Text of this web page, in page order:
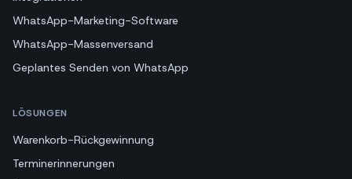
WhatsApp-Marketing-Software
WhatsApp-Massenversand
Geplantes Senden von WhatsApp
LÖSUNGEN
Warenkorb-Rückgewinnung
Terminerinnerungen